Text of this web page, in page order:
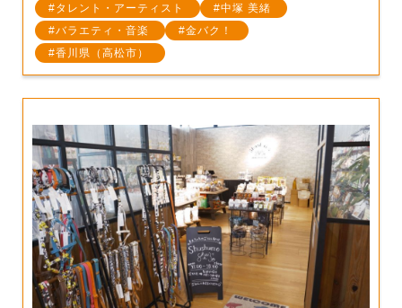
タレント・アーティスト
中塚 美緒
バラエティ・音楽
金バク！
香川県（高松市）